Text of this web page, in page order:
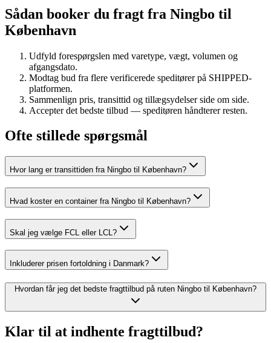
Sådan booker du fragt fra Ningbo til
København
Udfyld forespørgslen med varetype, vægt, volumen og
afgangsdato.
Modtag bud fra flere verificerede speditører på SHIPPED-
platformen.
Sammenlign pris, transittid og tillægsydelser side om side.
Accepter det bedste tilbud — speditøren håndterer resten.
Ofte stillede spørgsmål
Hvor lang er transittiden fra Ningbo til København?
Hvad koster en container fra Ningbo til København?
Skal jeg vælge FCL eller LCL?
Inkluderer prisen fortoldning i Danmark?
Hvordan får jeg det bedste fragttilbud på ruten Ningbo til København?
Klar til at indhente fragttilbud?